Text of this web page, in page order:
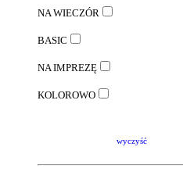
NA WIECZÓR
BASIC
NA IMPREZĘ
KOLOROWO
wyczyść